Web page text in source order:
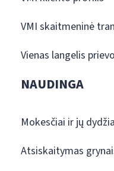
VMI skaitmeninė
Vienas langelis
NAUDINGA
Mokesčiai ir jų
Atsiskaitymas